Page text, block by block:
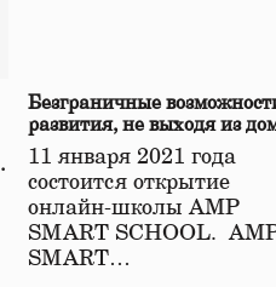
Безграничные
развития, не выходя из
11 января 2021 года
состоится открытие
онлайн-школы АМР
SMART SCHOOL.
SMART…